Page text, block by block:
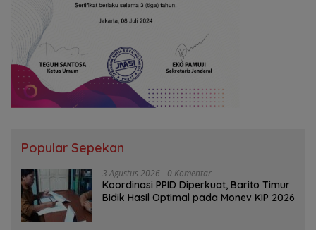
Popular Sepekan
3 Agustus 2026 0 Komentar
Koordinasi PPID Diperkuat, Barito Timur
Bidik Hasil Optimal pada Monev KIP 2026